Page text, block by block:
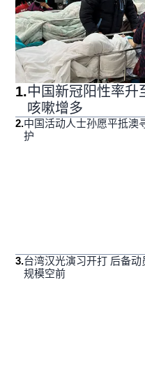
1.中国新冠阳性率
咳嗽增多
2.中国活动人士孙愿平抵澳
护
3.台湾汉光演习开打 后备动员
规模空前